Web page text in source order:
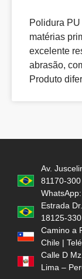
Polidura
matérias
excelente
abrasão,
Produto
Av.
81170-
Estrada
18125-
Camino a
Chile |
Calle D
Lima –